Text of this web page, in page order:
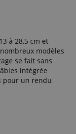
à 28,5 cm et
modèles
se fait sans
intégrée
pour un rendu